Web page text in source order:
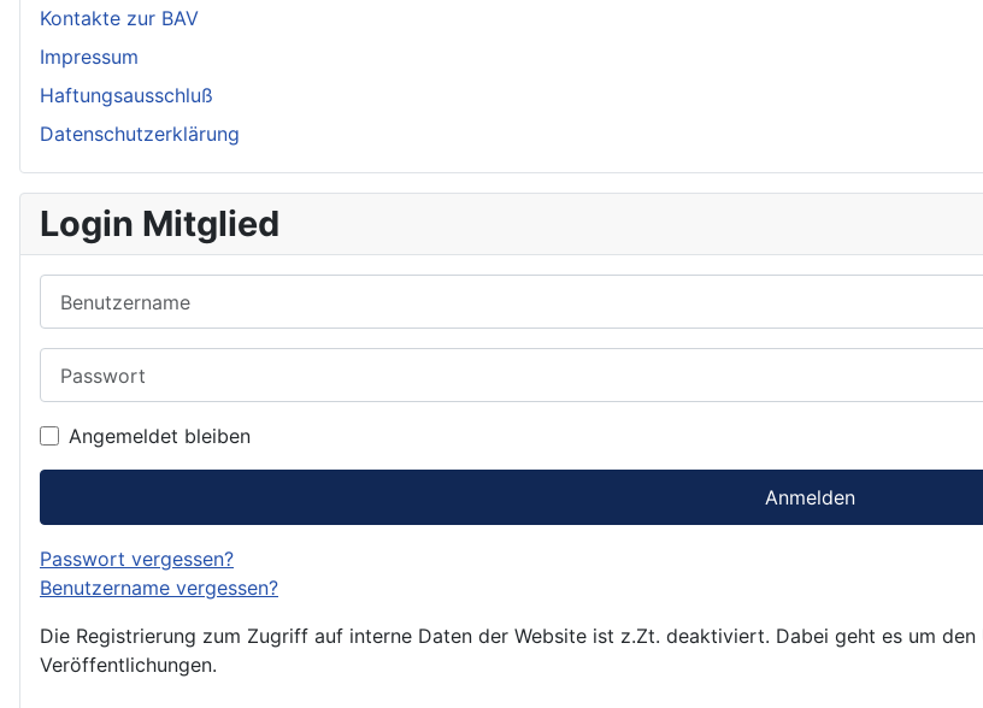
Kontakte zur BAV
Impressum
Haftungsausschluß
Datenschutzerklärung
Login Mitglied
Angemeldet bleiben
Anmelden
Passwort vergessen?
Benutzername vergessen?
Die Registrierung zum Zugriff auf interne Daten der Website ist z.Zt. deaktiviert. Dabei geht es um
Veröffentlichungen.